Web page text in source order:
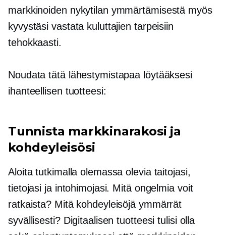
markkinoiden nykytilan ymmärtämisestä myös
kyvystäsi vastata kuluttajien tarpeisiin
tehokkaasti.
Noudata tätä lähestymistapaa löytääksesi
ihanteellisen tuotteesi:
Tunnista markkinarakosi ja
kohdeyleisösi
Aloita tutkimalla olemassa olevia taitojasi,
tietojasi ja intohimojasi. Mitä ongelmia voit
ratkaista? Mitä kohdeyleisöjä ymmärrät
syvällisesti? Digitaalisen tuotteesi tulisi olla